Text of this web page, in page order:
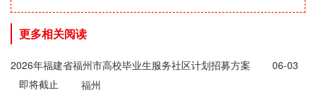
更多相关阅读
2026年福建省福州市高校毕业生服务社区计划招募方案
06-03
即将截止
福州